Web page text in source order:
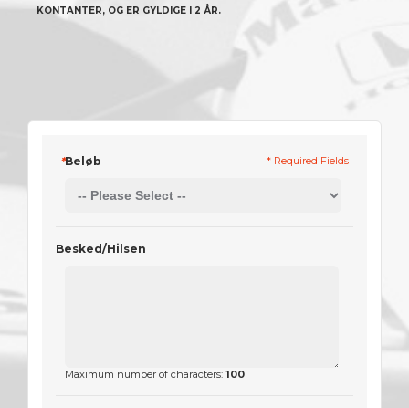
KONTANTER, OG ER GYLDIGE I 2 ÅR.
*Beløb
Besked/Hilsen
Maximum number of characters: 100
* Required Fields